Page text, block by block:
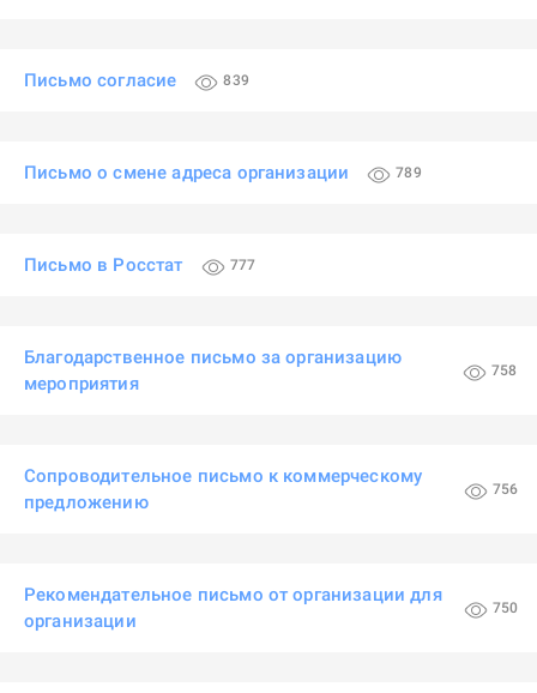
Письмо согласие 839
Письмо о смене адреса организации 789
Письмо в Росстат 777
Благодарственное письмо за организацию
мероприятия
758
Сопроводительное письмо к коммерческому
предложению
756
Рекомендательное письмо от организации для
организации
750